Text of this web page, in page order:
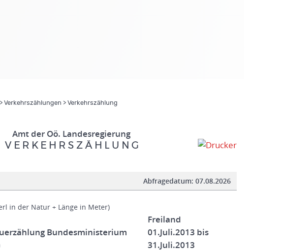
Verkehrszählungen > Verkehrszählung
Amt der Oö. Landesregierung
V E R K E H R S Z Ä H L U N G
Abfragedatum: 07.08.2026
in der Natur + Länge in Meter)
Freiland
Bundesministerium
01.Juli.2013 bis
31.Juli.2013